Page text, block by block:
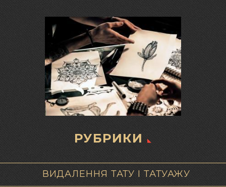
РУБРИКИ
ВИДАЛЕННЯ ТАТУ І ТАТУАЖУ